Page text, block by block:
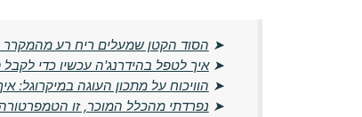
➤ הסוד הקטן שמעלים ריח רע מהמקרר
➤איך לטפל בהידרנג'ה עכשיו כדי
➤ הוויכוח על מתכון העוגה במיקרוגל:
➤ נפרדתי מהכלל המוכר, זו